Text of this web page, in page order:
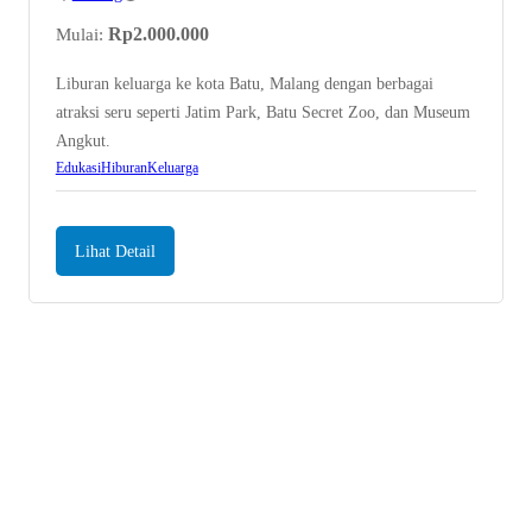
Mulai: Rp2.000.000
Liburan keluarga ke kota Batu, Malang dengan berbagai
atraksi seru seperti Jatim Park, Batu Secret Zoo, dan Museum
Angkut.
EdukasiHiburanKeluarga
Lihat Detail